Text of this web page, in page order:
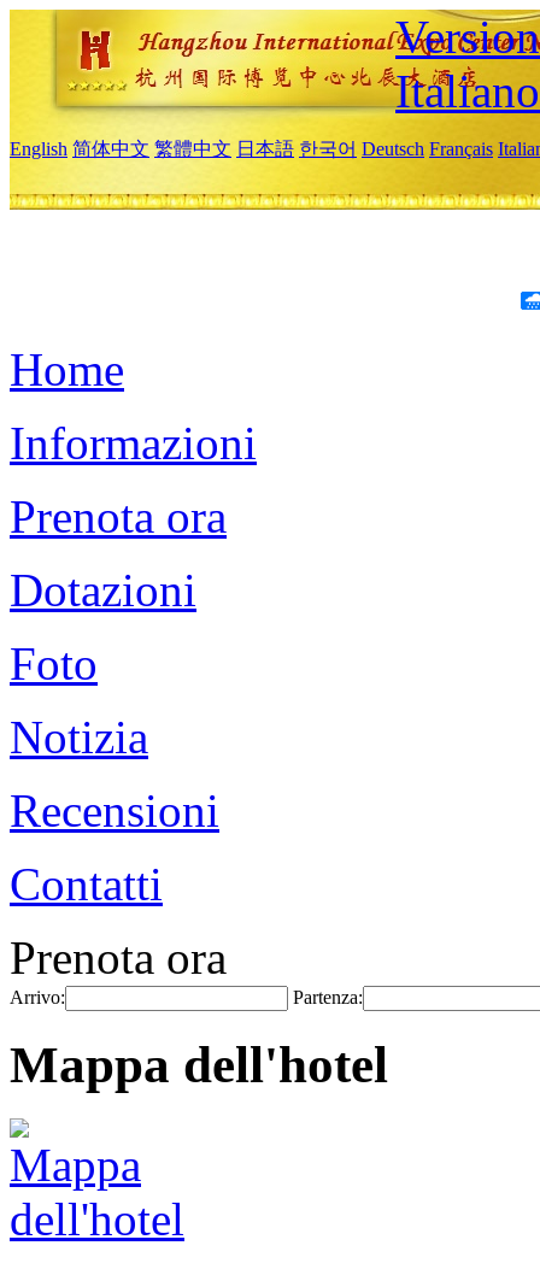
Italiano
English 简体中文 繁體中文 日本語 한국어 Deutsch Français
Home
Informazioni
Prenota ora
Dotazioni
Foto
Notizia
Recensioni
Contatti
Prenota ora
Arrivo: Partenza:
Mappa dell'hotel